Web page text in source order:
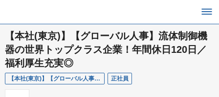
【本社(東京)】【グローバル人事】流体制御機
器の世界トップクラス企業！年間休日120日／
福利厚生充実◎
【本社(東京)】【グローバル人事】流体制御機器の世界トップクラス企業！年間休日120日／福利厚生充実◎ 正社員